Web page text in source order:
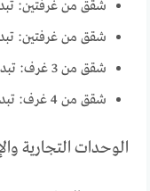
شقق من غرفتين: تبدأ
شقق من غرفتين: تبدأ
شقق من 3 غرف: تبدأ المساحات فيها من 170 متر مربع.
شقق من 4 غرف: تبدأ المساحات فيها من 230 متر مربع.
الوحدات التجارية